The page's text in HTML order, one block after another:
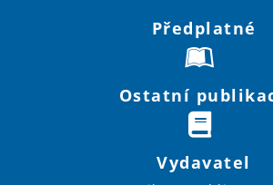
Předplatné
Ostatní
Vydavatel